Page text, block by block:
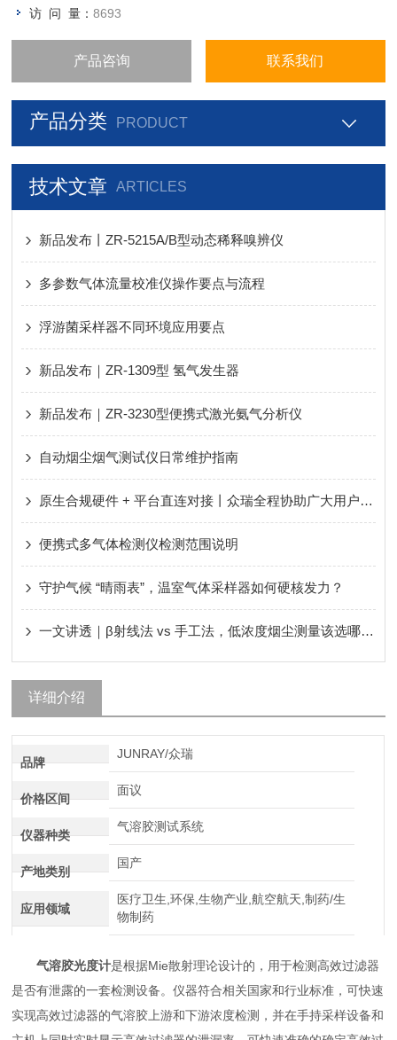
访 问 量：8693
产品咨询 联系我们
产品分类 PRODUCT
技术文章 ARTICLES
新品发布丨ZR-5215A/B型动态稀释嗅辨仪
多参数气体流量校准仪操作要点与流程
浮游菌采样器不同环境应用要点
新品发布｜ZR-1309型 氢气发生器
新品发布｜ZR-3230型便携式激光氨气分析仪
自动烟尘烟气测试仪日常维护指南
原生合规硬件 + 平台直连对接丨众瑞全程协助广大用户轻松应对新规、顺利通过评审！
便携式多气体检测仪检测范围说明
守护气候 “晴雨表”，温室气体采样器如何硬核发力？
一文讲透｜β射线法 vs 手工法，低浓度烟尘测量该选哪种？
详细介绍
品牌
JUNRAY/众瑞
价格区间
面议
仪器种类
气溶胶测试系统
产地类别
国产
应用领域
医疗卫生,环保,生物产业,航空航天,制药/生
物制药
气溶胶光度计是根据Mie散射理论设计的，用于检测高效过滤器
是否有泄露的一套检测设备。仪器符合相关国家和行业标准，可快速
实现高效过滤器的气溶胶上游和下游浓度检测，并在手持采样设备和